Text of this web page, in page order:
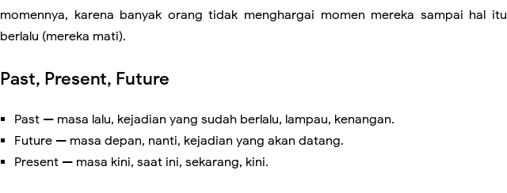
Kontrol Adalah Kunci Kebebasan
Dasar dari Sebuah Pola
momennya, karena banyak orang tidak menghargai momen mereka sampai hal itu
berlalu (mereka mati).
Past, Present, Future
Past — masa lalu, kejadian yang sudah berlalu, lampau, kenangan.
Future — masa depan, nanti, kejadian yang akan datang.
Present — masa kini, saat ini, sekarang, kini.